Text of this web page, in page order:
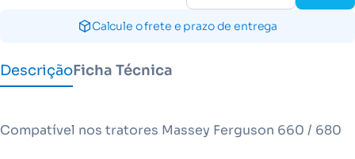
Calcule o frete e prazo de entrega
DescriçãoFicha Técnica
Compatível nos tratores Massey Ferguson 660 / 680